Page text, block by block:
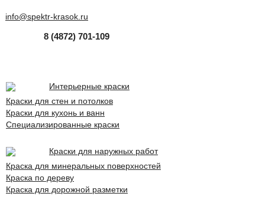
info@spektr-krasok.ru
8 (4872) 701-109
Интерьерные краски
Краски для стен и потолков
Краски для кухонь и ванн
Специализированные краски
Краски для наружных работ
Краска для минеральных поверхностей
Краска по дереву
Краска для дорожной разметки